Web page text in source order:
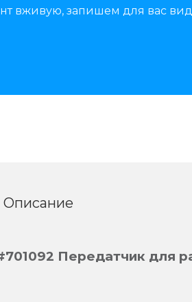
вживую, запишем для вас
Описание
Передатчик для